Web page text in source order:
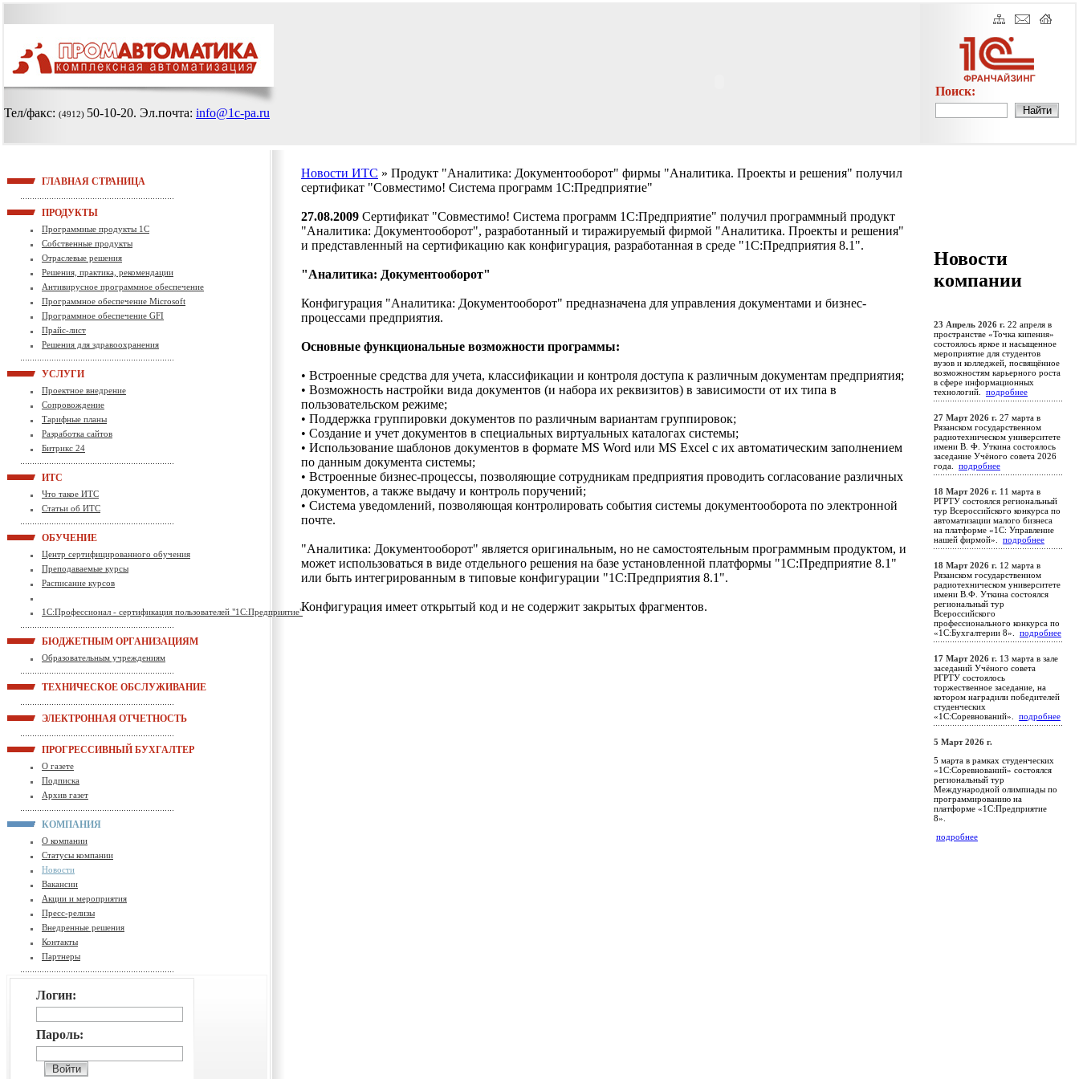
Тел/факс: (4912) 50-10-20. Эл.почта: info@1c-pa.ru
Поиск:
ГЛАВНАЯ СТРАНИЦА
ПРОДУКТЫ
Программные продукты 1С
Собственные продукты
Отраслевые решения
Решения, практика, рекомендации
Антивирусное программное обеспечение
Программное обеспечение Microsoft
Программное обеспечение GFI
Прайс-лист
Решения для здравоохранения
УСЛУГИ
Проектное внедрение
Сопровождение
Тарифные планы
Разработка сайтов
Битрикс 24
ИТС
Что такое ИТС
Статьи об ИТС
ОБУЧЕНИЕ
Центр сертифицированного обучения
Преподаваемые курсы
Расписание курсов
1С:Профессионал - сертификация пользователей "1С:Предприятие"
БЮДЖЕТНЫМ ОРГАНИЗАЦИЯМ
Образовательным учреждениям
ТЕХНИЧЕСКОЕ ОБСЛУЖИВАНИЕ
ЭЛЕКТРОННАЯ ОТЧЕТНОСТЬ
ПРОГРЕССИВНЫЙ БУХГАЛТЕР
О газете
Подписка
Архив газет
КОМПАНИЯ
О компании
Статусы компании
Новости
Вакансии
Акции и мероприятия
Пресс-релизы
Внедренные решения
Контакты
Партнеры
Логин:
Пароль:
Новости ИТС » Продукт "Аналитика: Документооборот" фирмы "Аналитика. Проекты и решения" получил
сертификат "Совместимо! Система программ 1С:Предприятие"
27.08.2009 Сертификат "Совместимо! Система программ 1С:Предприятие" получил программный продукт
"Аналитика: Документооборот", разработанный и тиражируемый фирмой "Аналитика. Проекты и решения"
и представленный на сертификацию как конфигурация, разработанная в среде "1С:Предприятия 8.1".
"Аналитика: Документооборот"
Конфигурация "Аналитика: Документооборот" предназначена для управления документами и бизнес-
процессами предприятия.
Основные функциональные возможности программы:
• Встроенные средства для учета, классификации и контроля доступа к различным документам предприятия;
• Возможность настройки вида документов (и набора их реквизитов) в зависимости от их типа в
пользовательском режиме;
• Поддержка группировки документов по различным вариантам группировок;
• Создание и учет документов в специальных виртуальных каталогах системы;
• Использование шаблонов документов в формате MS Word или MS Excel с их автоматическим заполнением
по данным документа системы;
• Встроенные бизнес-процессы, позволяющие сотрудникам предприятия проводить согласование различных
документов, а также выдачу и контроль поручений;
• Система уведомлений, позволяющая контролировать события системы документооборота по электронной
почте.
"Аналитика: Документооборот" является оригинальным, но не самостоятельным программным продуктом, и
может использоваться в виде отдельного решения на базе установленной платформы "1С:Предприятие 8.1"
или быть интегрированным в типовые конфигурации "1С:Предприятия 8.1".
Конфигурация имеет открытый код и не содержит закрытых фрагментов.
Новости
компании
23 Апрель 2026 г. 22 апреля в
пространстве «Точка кипения»
состоялось яркое и насыщенное
мероприятие для студентов
вузов и колледжей, посвящённое
возможностям карьерного роста
в сфере информационных
технологий. подробнее
27 Март 2026 г. 27 марта в
Рязанском государственном
радиотехническом университете
имени В. Ф. Уткина состоялось
заседание Учёного совета 2026
года. подробнее
18 Март 2026 г. 11 марта в
РГРТУ состоялся региональный
тур Всероссийского конкурса по
автоматизации малого бизнеса
на платформе «1С: Управление
нашей фирмой». подробнее
18 Март 2026 г. 12 марта в
Рязанском государственном
радиотехническом университете
имени В.Ф. Уткина состоялся
региональный тур
Всероссийского
профессионального конкурса по
«1С:Бухгалтерии 8». подробнее
17 Март 2026 г. 13 марта в зале
заседаний Учёного совета
РГРТУ состоялось
торжественное заседание, на
котором наградили победителей
студенческих
«1С:Соревнований». подробнее
5 Март 2026 г.
5 марта в рамках студенческих
«1С:Соревнований» состоялся
региональный тур
Международной олимпиады по
программированию на
платформе «1С:Предприятие
8».
подробнее